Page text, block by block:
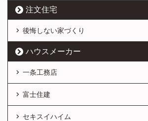
注文住宅
後悔しない家づくり
ハウスメーカー
一条工務店
富士住建
セキスイハイム